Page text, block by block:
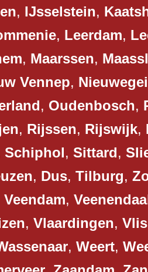
, IJsselstein,
, Leerdam,
, Maarssen,
Vennep,
, Oudenbosch,
, Rijssen, Rijswijk,
Schiphol, Sittard,
, Dus, Tilburg,
Veendam,
, Vlaardingen,
, Weert,